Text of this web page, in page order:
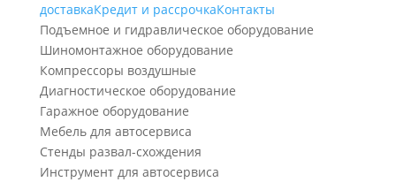
доставкаКредит и рассрочкаКонтакты
Подъемное и гидравлическое оборудование
Шиномонтажное оборудование
Компрессоры воздушные
Диагностическое оборудование
Гаражное оборудование
Мебель для автосервиса
Стенды развал-схождения
Инструмент для автосервиса